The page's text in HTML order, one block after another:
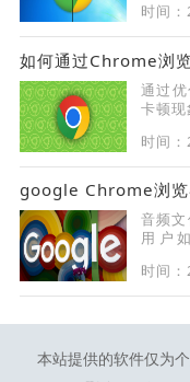
时间
如何通过Chrome浏
通过
卡顿现
时间
google Chrome浏览
音频
用户
时间
本站提供的软件仅为